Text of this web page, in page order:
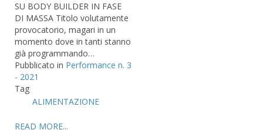
SU BODY BUILDER IN FASE
DI MASSA Titolo volutamente
provocatorio, magari in un
momento dove in tanti stanno
già programmando…
Pubblicato in Performance n. 3
- 2021
Tag
ALIMENTAZIONE
READ MORE...